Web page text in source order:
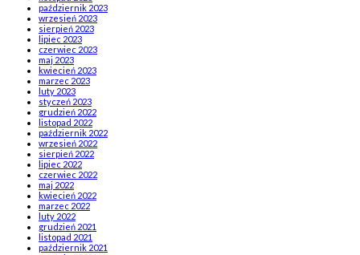
październik 2023
wrzesień 2023
sierpień 2023
lipiec 2023
czerwiec 2023
maj 2023
kwiecień 2023
marzec 2023
luty 2023
styczeń 2023
grudzień 2022
listopad 2022
październik 2022
wrzesień 2022
sierpień 2022
lipiec 2022
czerwiec 2022
maj 2022
kwiecień 2022
marzec 2022
luty 2022
grudzień 2021
listopad 2021
październik 2021